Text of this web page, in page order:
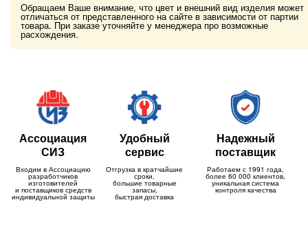
Обращаем Ваше внимание, что цвет и внешний вид изделия может
отличаться от представленного на сайте в зависимости от партии
товара. При заказе уточняйте у менеджера про возможные
расхождения.
Ассоциация
СИЗ
Входим в Ассоциацию
разработчиков
изготовителей
и поставщиков средств
индивидуальной защиты
Удобный
сервис
Отгрузка в кратчайшие
сроки,
большие товарные
запасы,
быстрая доставка
Надежный
поставщик
Работаем с 1991 года,
более 60 000 клиентов,
уникальная система
контроля качества